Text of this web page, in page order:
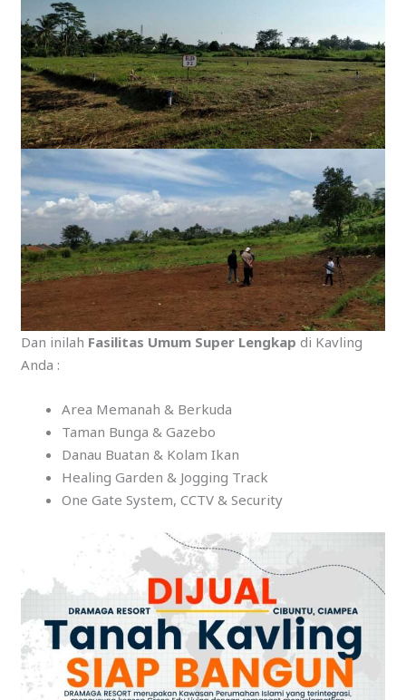
Dan inilah Fasilitas Umum Super Lengkap di Kavling
Anda :
Area Memanah & Berkuda
Taman Bunga & Gazebo
Danau Buatan & Kolam Ikan
Healing Garden & Jogging Track
One Gate System, CCTV & Security